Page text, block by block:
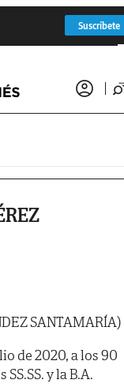
Suscríbete
SANTAMARÍA)
de 2020, a los 90
y la B.A.